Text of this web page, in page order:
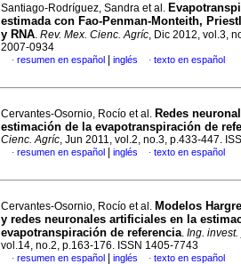
Santiago-Rodríguez, Sandra et al.
estimada con Fao-Penman-Monteith,
y RNA. Rev. Mex. Cienc. Agríc, Dic 2012, vol.3,
2007-0934
· resumen en español inglés · texto en español
Cervantes-Osornio, Rocío et al. Redes
estimación de la evapotranspiración de
Cienc. Agríc, Jun 2011, vol.2, no.3, p.433-447.
· resumen en español inglés · texto en español
Cervantes-Osornio, Rocío et al. Modelos
y redes neuronales artificiales en la
evapotranspiración de referencia. Ing. invest.
vol.14, no.2, p.163-176. ISSN 1405-7743
· resumen en español inglés · texto en español